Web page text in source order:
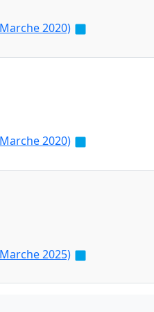
2020)
2020)
2025)